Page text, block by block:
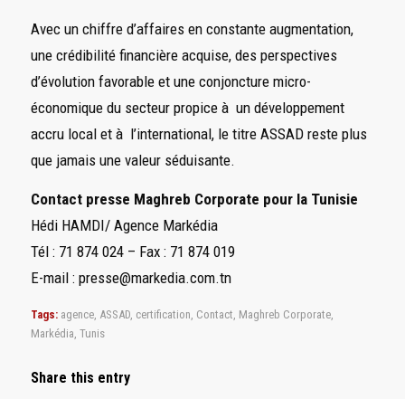
Avec un chiffre d’affaires en constante augmentation,
une crédibilité financière acquise, des perspectives
d’évolution favorable et une conjoncture micro-
économique du secteur propice à un développement
accru local et à l’international, le titre ASSAD reste plus
que jamais une valeur séduisante.
Contact presse Maghreb Corporate pour la Tunisie
Hédi HAMDI/ Agence Markédia
Tél : 71 874 024 – Fax : 71 874 019
E-mail : presse@markedia.com.tn
Tags: agence, ASSAD, certification Contact Maghreb Corporate,
Markédia Tunis
Share this entry